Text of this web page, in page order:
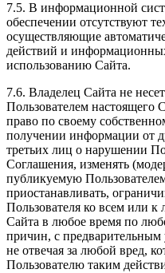
7.5. В информационной
обеспечении отсутствуют
осуществляющие
действий и
использованию Сайта.
7.6. Владелец Сайта не
Пользователем настоящего
право по своему
получении информации от
третьих лиц о нарушении
Соглашения, изменять
публикуемую
приостанавливать,
Пользователя ко всем или к
Сайта в любое время по
причин, с предварительным
не отвечая за любой вред,
Пользователю таким